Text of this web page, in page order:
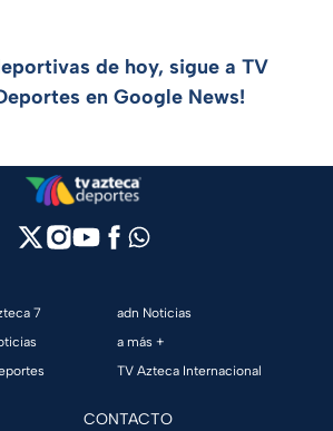
de hoy, sigue a TV
en Google News!
7
adn Noticias
a más +
TV Azteca Internacional
CONTACTO